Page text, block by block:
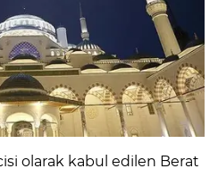
olarak kabul edilen Berat